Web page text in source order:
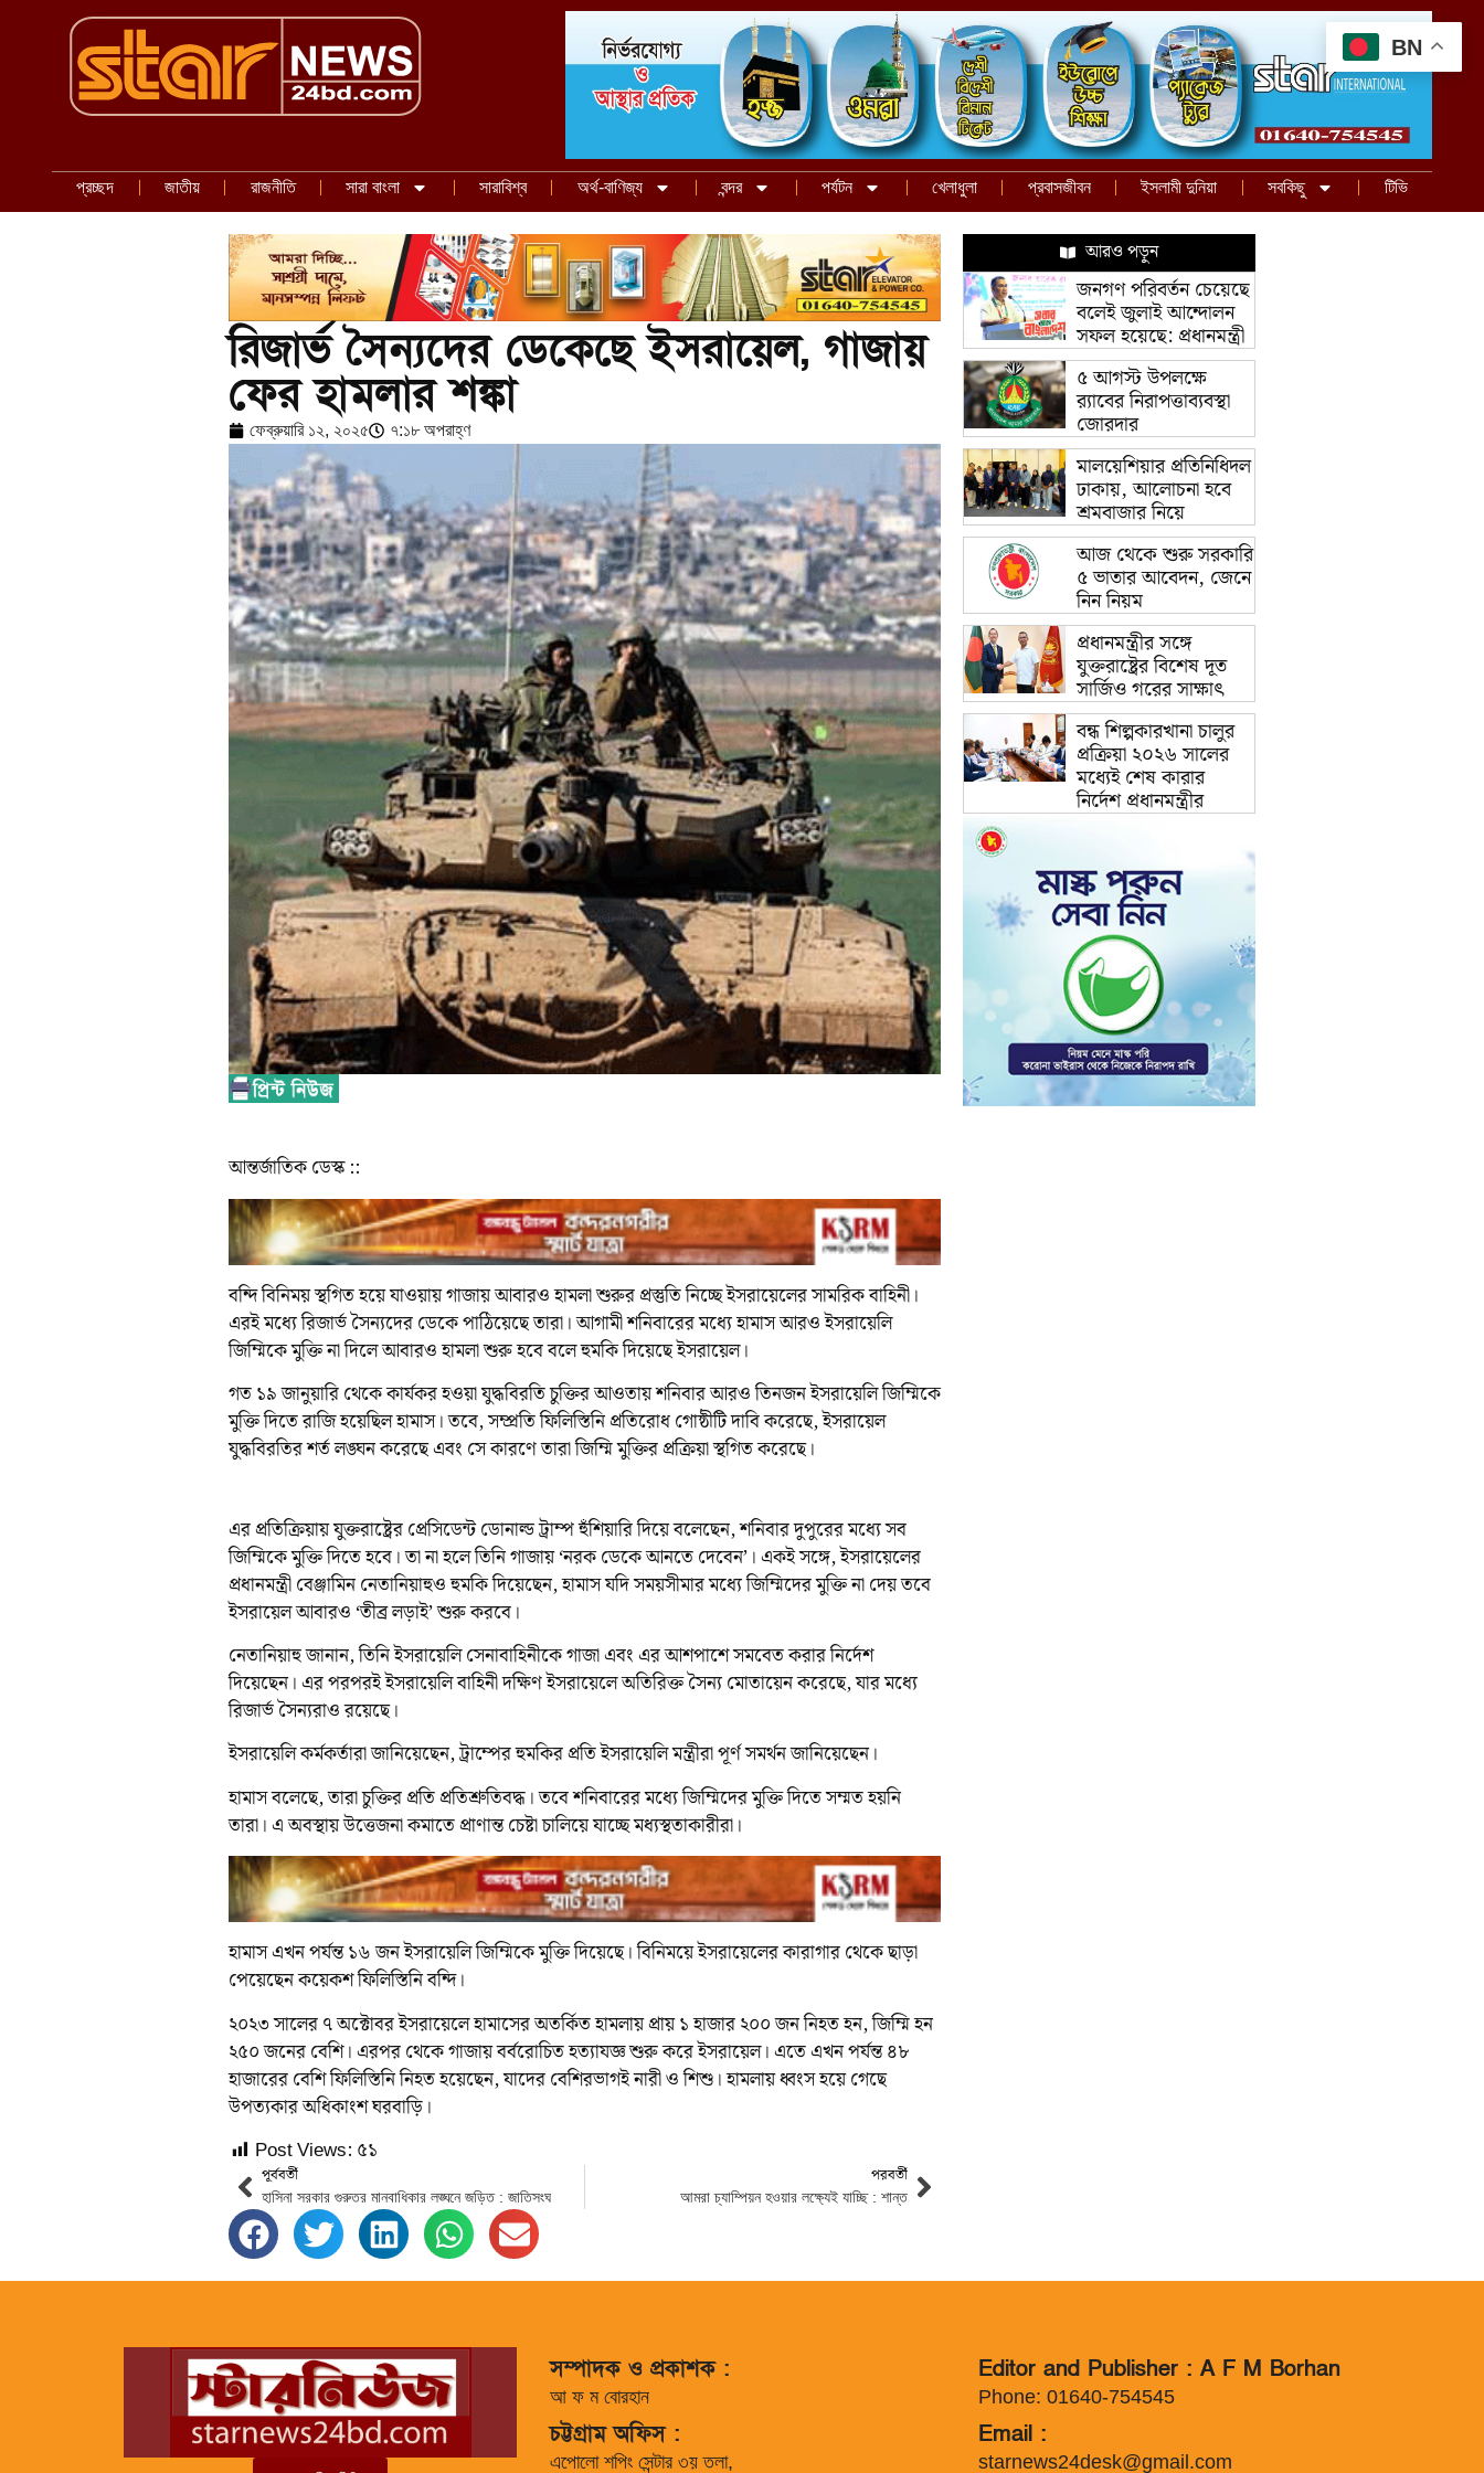
প্রচ্ছদ জাতীয় রাজনীতি সারা বাংলা সারাবিশ্ব অর্থ-বাণিজ্য বন্দর পর্যটন খেলাধুলা প্রবাসজীবন ইসলামী দুনিয়া সবকিছু টিভি
রিজার্ভ সৈন্যদের ডেকেছে ইসরায়েল, গাজায়
ফের হামলার শঙ্কা
ফেব্রুয়ারি ১২, ২০২৫ ৭:১৮ অপরাহ্ণ
আন্তর্জাতিক ডেস্ক ::
বন্দি বিনিময় স্থগিত হয়ে যাওয়ায় গাজায় আবারও হামলা শুরুর প্রস্তুতি নিচ্ছে ইসরায়েলের সামরিক বাহিনী।
এরই মধ্যে রিজার্ভ সৈন্যদের ডেকে পাঠিয়েছে তারা। আগামী শনিবারের মধ্যে হামাস আরও ইসরায়েলি
জিম্মিকে মুক্তি না দিলে আবারও হামলা শুরু হবে বলে হুমকি দিয়েছে ইসরায়েল।
গত ১৯ জানুয়ারি থেকে কার্যকর হওয়া যুদ্ধবিরতি চুক্তির আওতায় শনিবার আরও তিনজন ইসরায়েলি জিম্মিকে
মুক্তি দিতে রাজি হয়েছিল হামাস। তবে, সম্প্রতি ফিলিস্তিনি প্রতিরোধ গোষ্ঠীটি দাবি করেছে, ইসরায়েল
যুদ্ধবিরতির শর্ত লঙ্ঘন করেছে এবং সে কারণে তারা জিম্মি মুক্তির প্রক্রিয়া স্থগিত করেছে।
এর প্রতিক্রিয়ায় যুক্তরাষ্ট্রের প্রেসিডেন্ট ডোনাল্ড ট্রাম্প হুঁশিয়ারি দিয়ে বলেছেন, শনিবার দুপুরের মধ্যে সব
জিম্মিকে মুক্তি দিতে হবে। তা না হলে তিনি গাজায় ‘নরক ডেকে আনতে দেবেন’। একই সঙ্গে, ইসরায়েলের
প্রধানমন্ত্রী বেঞ্জামিন নেতানিয়াহুও হুমকি দিয়েছেন, হামাস যদি সময়সীমার মধ্যে জিম্মিদের মুক্তি না দেয় তবে
ইসরায়েল আবারও ‘তীব্র লড়াই’ শুরু করবে।
নেতানিয়াহু জানান, তিনি ইসরায়েলি সেনাবাহিনীকে গাজা এবং এর আশপাশে সমবেত করার নির্দেশ
দিয়েছেন। এর পরপরই ইসরায়েলি বাহিনী দক্ষিণ ইসরায়েলে অতিরিক্ত সৈন্য মোতায়েন করেছে, যার মধ্যে
রিজার্ভ সৈন্যরাও রয়েছে।
ইসরায়েলি কর্মকর্তারা জানিয়েছেন, ট্রাম্পের হুমকির প্রতি ইসরায়েলি মন্ত্রীরা পূর্ণ সমর্থন জানিয়েছেন।
হামাস বলেছে, তারা চুক্তির প্রতি প্রতিশ্রুতিবদ্ধ। তবে শনিবারের মধ্যে জিম্মিদের মুক্তি দিতে সম্মত হয়নি
তারা। এ অবস্থায় উত্তেজনা কমাতে প্রাণান্ত চেষ্টা চালিয়ে যাচ্ছে মধ্যস্থতাকারীরা।
হামাস এখন পর্যন্ত ১৬ জন ইসরায়েলি জিম্মিকে মুক্তি দিয়েছে। বিনিময়ে ইসরায়েলের কারাগার থেকে ছাড়া
পেয়েছেন কয়েকশ ফিলিস্তিনি বন্দি।
২০২৩ সালের ৭ অক্টোবর ইসরায়েলে হামাসের অতর্কিত হামলায় প্রায় ১ হাজার ২০০ জন নিহত হন, জিম্মি হন
২৫০ জনের বেশি। এরপর থেকে গাজায় বর্বরোচিত হত্যাযজ্ঞ শুরু করে ইসরায়েল। এতে এখন পর্যন্ত ৪৮
হাজারের বেশি ফিলিস্তিনি নিহত হয়েছেন, যাদের বেশিরভাগই নারী ও শিশু। হামলায় ধ্বংস হয়ে গেছে
উপত্যকার অধিকাংশ ঘরবাড়ি।
Post Views: ৫১
পূর্ববর্তী
হাসিনা সরকার গুরুতর মানবাধিকার লঙ্ঘনে জড়িত : জাতিসংঘ
পরবর্তী
আমরা চ্যাম্পিয়ন হওয়ার লক্ষ্যেই যাচ্ছি : শান্ত
আরও পড়ুন
জনগণ পরিবর্তন চেয়েছে
বলেই জুলাই আন্দোলন
সফল হয়েছে: প্রধানমন্ত্রী
৫ আগস্ট উপলক্ষে
র‌্যাবের নিরাপত্তাব্যবস্থা
জোরদার
মালয়েশিয়ার প্রতিনিধিদল
ঢাকায়, আলোচনা হবে
শ্রমবাজার নিয়ে
আজ থেকে শুরু সরকারি
৫ ভাতার আবেদন, জেনে
নিন নিয়ম
প্রধানমন্ত্রীর সঙ্গে
যুক্তরাষ্ট্রের বিশেষ দূত
সার্জিও গরের সাক্ষাৎ
বন্ধ শিল্পকারখানা চালুর
প্রক্রিয়া ২০২৬ সালের
মধ্যেই শেষ কারার
নির্দেশ প্রধানমন্ত্রীর
সম্পাদক ও প্রকাশক :
আ ফ ম বোরহান
চট্টগ্রাম অফিস :
এপোলো শপিং সেন্টার ৩য় তলা,
Editor and Publisher : A F M Borhan
Phone: 01640-754545
Email :
starnews24desk@gmail.com
BN